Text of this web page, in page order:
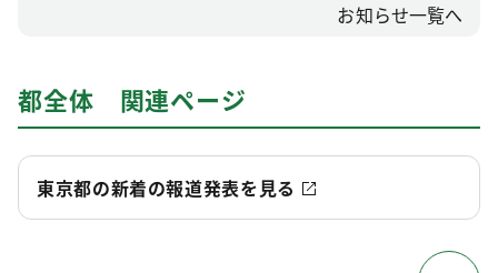
お知らせ一覧へ
都全体 関連ページ
東京都の新着の報道発表を見る